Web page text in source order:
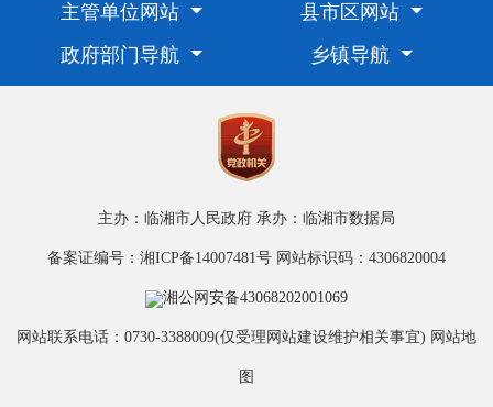
主管单位网站
县市区网站
政府部门导航
乡镇导航
主办：临湘市人民政府 承办：临湘市数据局
备案证编号：湘ICP备14007481号 网站标识码：4306820004
湘公网安备43068202001069
网站联系电话：0730-3388009(仅受理网站建设维护相关事宜) 网站地
图